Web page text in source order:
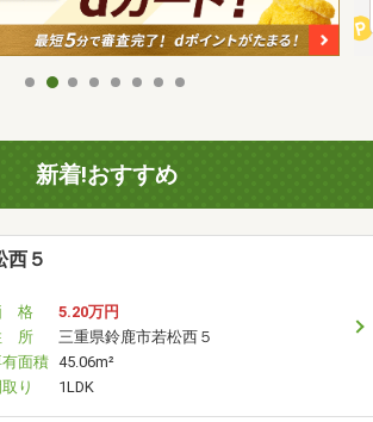
新着!おすすめ
西５
格
5.20万円
所
三重県鈴鹿市若松西５
面積 45.06m²
り
1LDK